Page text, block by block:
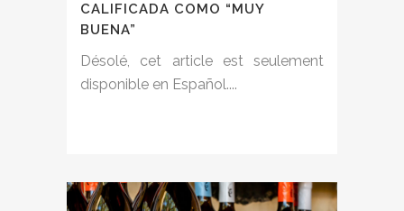
CALIFICADA COMO “MUY
BUENA”
Désolé, cet article est seulement
disponible en Español....